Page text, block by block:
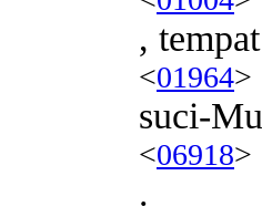
, tempat
<01964>
suci-Mu
<06918>
.